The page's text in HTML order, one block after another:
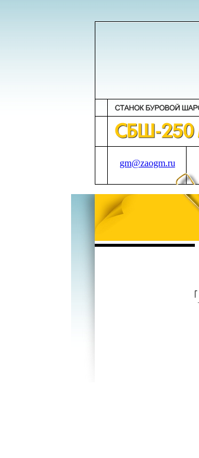
gm@zaogm.ru